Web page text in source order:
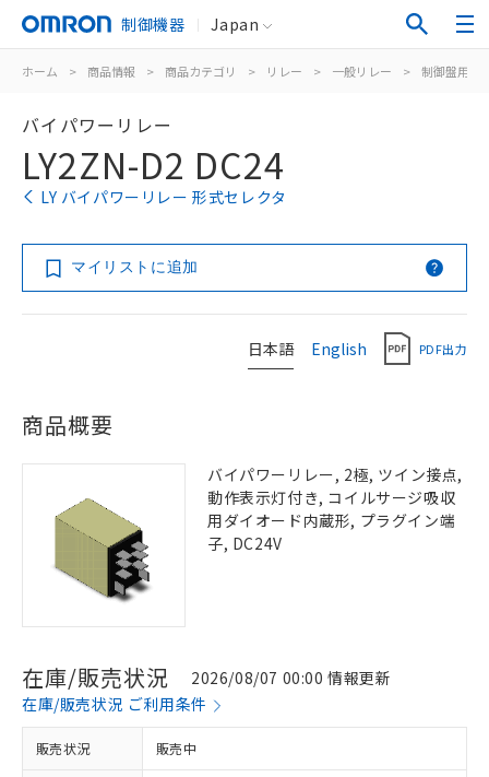
制御機器 Japan
ホーム > 商品情報 > 商品カテゴリ > リレー > 一般リレー > 制御盤用
バイパワーリレー
LY2ZN-D2 DC24
LY バイパワーリレー 形式セレクタ
マイリストに追加
日本語 English PDF出力
商品概要
バイパワーリレー, 2極, ツイン接点,
動作表示灯付き, コイルサージ吸収
用ダイオード内蔵形, プラグイン端
子, DC24V
在庫/販売状況
2026/08/07 00:00 情報更新
在庫/販売状況 ご利用条件
販売状況 販売中